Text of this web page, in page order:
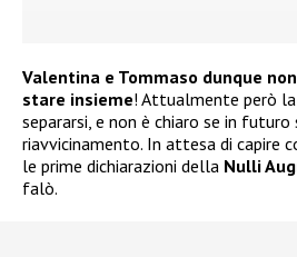
Valentina e Tommaso dunque
stare insieme! Attualmente però la
separarsi, e non è chiaro se in futuro
riavvicinamento. In attesa di capire
le prime dichiarazioni della Nulli
falò.